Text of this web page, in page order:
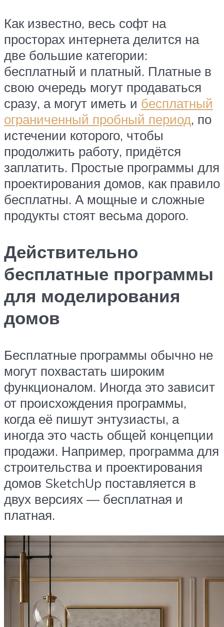
Как известно, весь софт на
просторах интернета делится на
две большие категории:
бесплатный и платный. Платные в
свою очередь могут продаваться
сразу, а могут иметь и бесплатный
ограниченный пробный период, по
истечении которого, чтобы
продолжить работу, придётся
заплатить. Простые программы для
проектирования домов, как правило
бесплатны. А мощные и сложные
продукты стоят весьма дорого.
Действительно
бесплатные программы
для моделирования
домов
Бесплатные программы обычно не
могут похвастать широким
функционалом. Иногда это зависит
от происхождения программы,
когда её пишут энтузиасты, а
иногда это часть общей концепции
продажи. Например, программа для
строительства и проектирования
домов SketchUp поставляется в
двух версиях — бесплатная и
платная.